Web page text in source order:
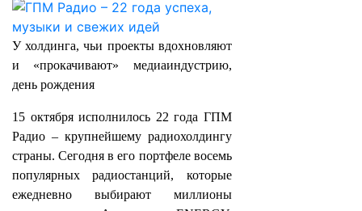
У холдинга, чьи проекты вдохновляют
и «прокачивают» медиаиндустрию,
день рождения
15 октября исполнилось 22 года ГПМ
Радио – крупнейшему радиохолдингу
страны. Сегодня в его портфеле восемь
популярных радиостанций, которые
ежедневно выбирают миллионы